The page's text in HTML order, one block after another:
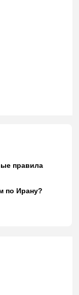
правила
по Ирану?